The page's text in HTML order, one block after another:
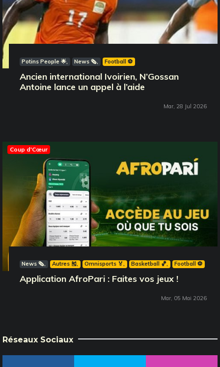
Potins People 🌟 News 🗞️ Football ⚽️
Ancien international Ivoirien, N’Gossan
Antoine lance un appel à l’aide
Mar, 28 Jul 2026
Coup d'Cœur
News 🗞️ Autres 🎽 Omnisports 🏅 Basketball 🏀 Football ⚽️
Application AfroPari : Faites vos jeux !
Mar, 05 Mai 2026
Réseaux Sociaux